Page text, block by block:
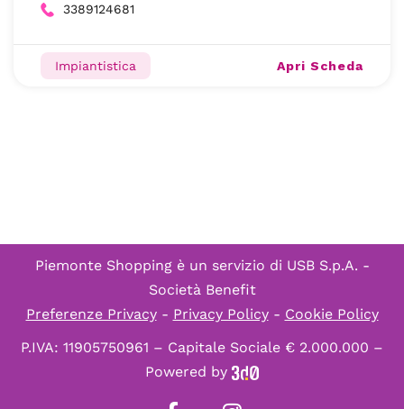
3389124681
Impiantistica Apri Scheda
Piemonte Shopping è un servizio di USB S.p.A. -
Società Benefit
Preferenze Privacy- Privacy Policy- Cookie Policy
P.IVA: 11905750961 – Capitale Sociale € 2.000.000 –
Powered by